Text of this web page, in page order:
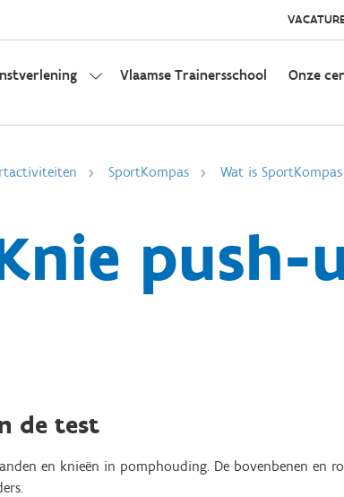
Vlaamse Trainersschool Onze
SportKompas Wat is SportKompas
push-
de test
en knieën in pomphouding. De bovenbenen en